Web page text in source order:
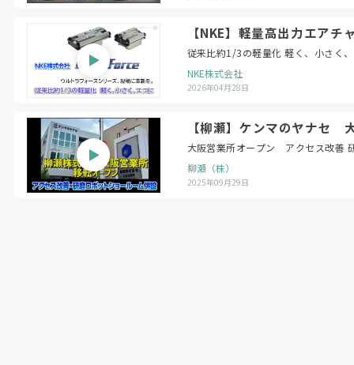
【NKE】軽量高出力エア
従来比約1/3の軽量化 軽く、小さく
NKE株式会社
2026年04月28日
【柳瀬】ケンマのヤナセ
大阪営業所オープン アクセス改善
柳瀬（株）
2025年09月29日